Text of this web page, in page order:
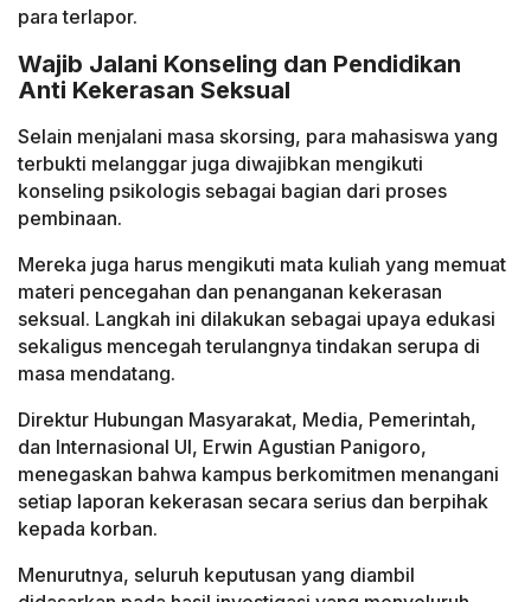
para terlapor.
Wajib Jalani Konseling dan Pendidikan
Anti Kekerasan Seksual
Selain menjalani masa skorsing, para mahasiswa yang
terbukti melanggar juga diwajibkan mengikuti
konseling psikologis sebagai bagian dari proses
pembinaan.
Mereka juga harus mengikuti mata kuliah yang memuat
materi pencegahan dan penanganan kekerasan
seksual. Langkah ini dilakukan sebagai upaya edukasi
sekaligus mencegah terulangnya tindakan serupa di
masa mendatang.
Direktur Hubungan Masyarakat, Media, Pemerintah,
dan Internasional UI, Erwin Agustian Panigoro,
menegaskan bahwa kampus berkomitmen menangani
setiap laporan kekerasan secara serius dan berpihak
kepada korban.
Menurutnya, seluruh keputusan yang diambil